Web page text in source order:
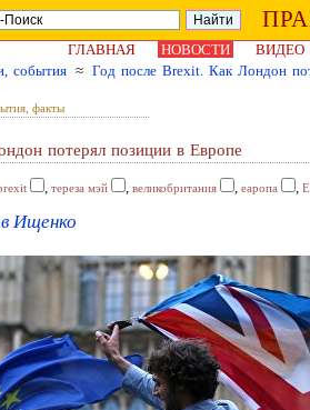
ГЛАВНАЯ НОВОСТИ
ВИДЕО
события ≈ Год после Brexit. Как Лондон
факты
потерял позиции в Европе
, тереза мэй , великобритания , еаропа ,
Ищенко